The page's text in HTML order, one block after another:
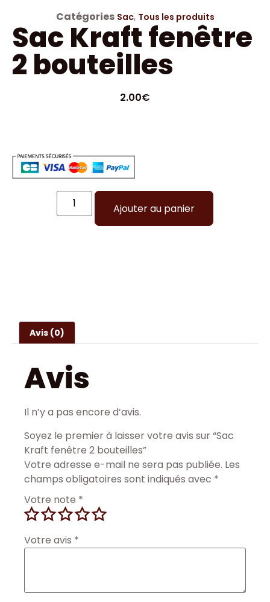
Catégories Sac, Tous les produits
Sac Kraft fenêtre
2 bouteilles
2.00€
Ajouter au panier
Avis (0)
Avis
Il n’y a pas encore d’avis.
Soyez le premier à laisser votre avis sur “Sac
Kraft fenêtre 2 bouteilles”
Votre adresse e-mail ne sera pas publiée. Les
champs obligatoires sont indiqués avec *
Votre note *
Votre avis *